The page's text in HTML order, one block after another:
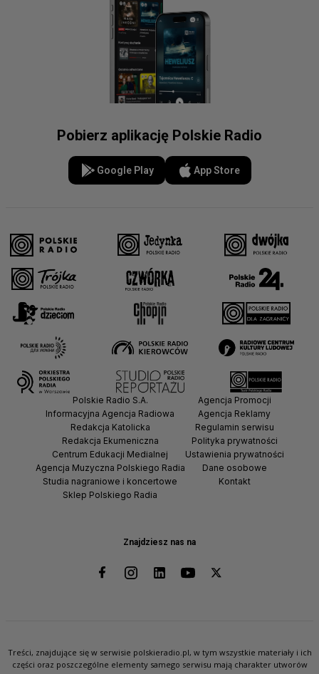
Pobierz aplikację Polskie Radio
Google Play App Store
Znajdziesz nas na
Polskie Radio S.A.
Informacyjna Agencja Radiowa
Redakcja Katolicka
Redakcja Ekumeniczna
Centrum Edukacji Medialnej
Agencja Muzyczna Polskiego Radia
Studia nagraniowe i koncertowe
Sklep Polskiego Radia
Agencja Promocji
Agencja Reklamy
Regulamin serwisu
Polityka prywatności
Ustawienia prywatności
Dane osobowe
Kontakt
Treści, znajdujące się w serwisie polskieradio.pl, w tym wszystkie materiały i ich
części oraz poszczególne elementy samego serwisu mają charakter utworów